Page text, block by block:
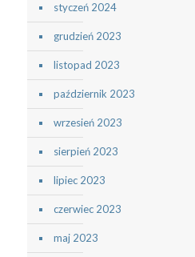
styczeń 2024
grudzień 2023
listopad 2023
październik 2023
wrzesień 2023
sierpień 2023
lipiec 2023
czerwiec 2023
maj 2023